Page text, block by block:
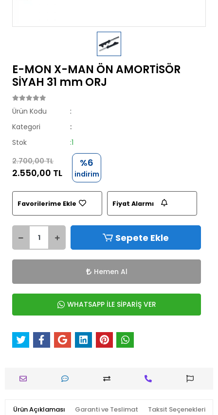
E-MON X-MAN ÖN AMORTİSÖR
SİYAH 31 mm ORJ
Ürün Kodu
:
Kategori
:
Stok
:1
2.700,00 TL
2.550,00 TL
%6
indirim
Favorilerime Ekle Fiyat Alarmı
Sepete Ekle
Hemen Al
WHATSAPP İLE SİPARİŞ VER
Ürün Açıklaması Garanti ve Teslimat Taksit Seçenekleri